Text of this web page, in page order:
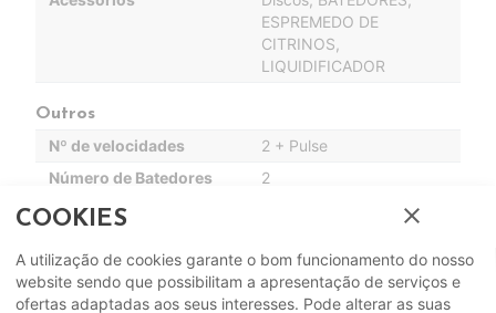
ESPREMEDO DE
CITRINOS,
LIQUIDIFICADOR
Outros
Nº de velocidades
2 + Pulse
Número de Batedores
2
COOKIES close
A utilização de cookies garante o bom funcionamento do nosso
website sendo que possibilitam a apresentação de serviços e
ofertas adaptadas aos seus interesses. Pode alterar as suas